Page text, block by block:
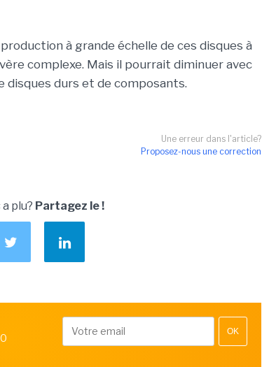
à grande échelle de ces disques à
complexe. Mais il pourrait diminuer avec
durs et de composants.
Une erreur dans l'article?
Proposez-nous une correction
plu? Partagez le !
OK